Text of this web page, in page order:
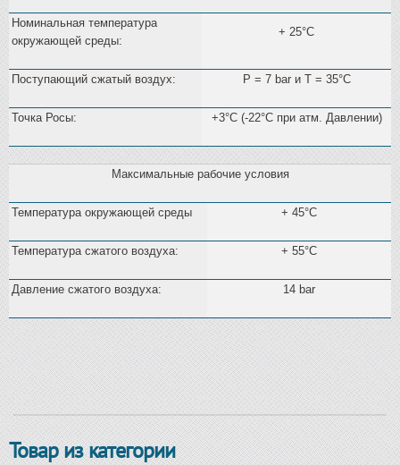
Номинальная температура
окружающей среды:
+ 25°C
Поступающий сжатый воздух: Р = 7 bar и Т = 35°C
Точка Росы: +3°C (-22°C при атм. Давлении)
Максимальные рабочие условия
Температура окружающей среды + 45°C
Температура сжатого воздуха: + 55°C
Давление сжатого воздуха: 14 bar
Товар из категории